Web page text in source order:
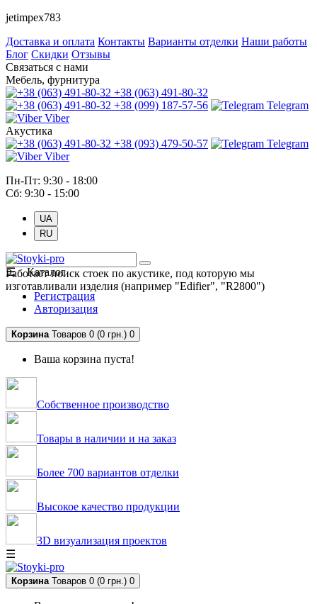
jetimpex783
Доставка и оплата Контакты Варианты отделки Наши работы
Блог Скидки Отзывы
Связаться с нами
Мебель, фурнитура
+38 (063) 491-80-32
+38 (099) 187-57-56
Telegram
Viber
Акустика
+38 (093) 479-50-57
Telegram
Viber
Пн-Пт: 9:30 - 18:00
Сб: 9:30 - 15:00
UA
RU
Работает поиск стоек по акустике, под которую мы
изготавливали изделия (например "Edifier", "R2800")
☰ Каталог
Регистрация
Авторизация
Корзина Товаров 0 (0 грн.) 0
Ваша корзина пуста!
Собственное производство
Товары в наличии и на заказ
Более 700 вариантов отделки
Высокое качество продукции
3D визуализация проектов
☰
Корзина Товаров 0 (0 грн.) 0